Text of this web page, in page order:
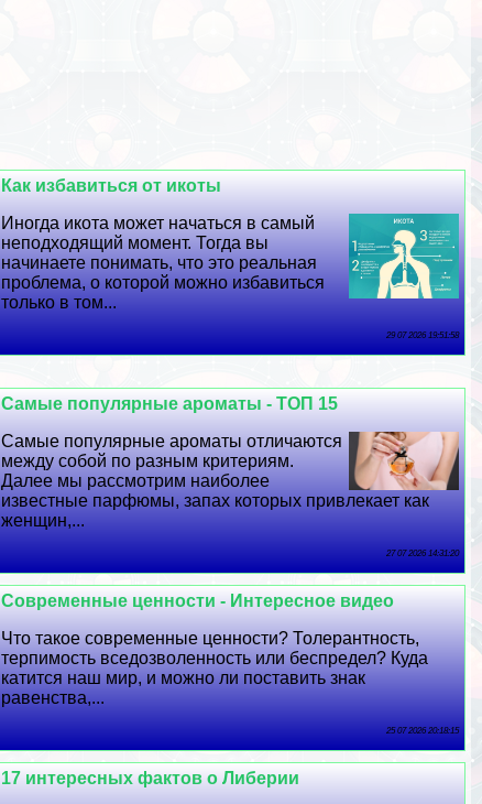
Как избавиться от икоты
Иногда икота может начаться в самый
неподходящий момент. Тогда вы
начинаете понимать, что это реальная
проблема, о которой можно избавиться
только в том...
29 07 2026 19:51:58
Самые популярные ароматы - ТОП 15
Самые популярные ароматы отличаются
между собой по разным критериям.
Далее мы рассмотрим наиболее
известные парфюмы, запах которых привлекает как
женщин,...
27 07 2026 14:31:20
Современные ценности - Интересное видео
Что такое современные ценности? Толерантность,
терпимость вседозволенность или беспредел? Куда
катится наш мир, и можно ли поставить знак
равенства,...
25 07 2026 20:18:15
17 интересных фактов о Либерии